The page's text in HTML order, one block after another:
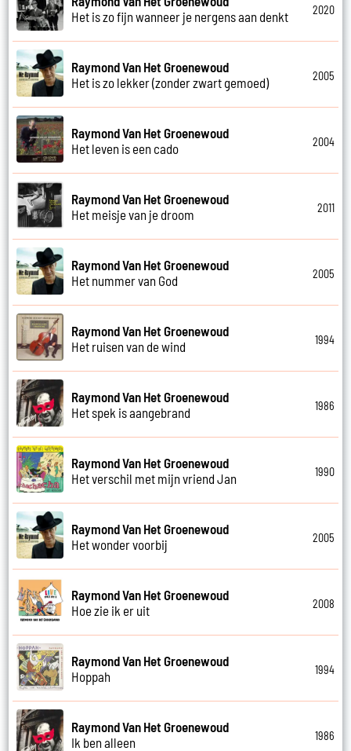
Het is zo fijn wanneer je nergens aan denkt
2020
Raymond Van Het Groenewoud
Het is zo lekker (zonder zwart gemoed)
2005
Raymond Van Het Groenewoud
Het leven is een cado
2004
Raymond Van Het Groenewoud
Het meisje van je droom
2011
Raymond Van Het Groenewoud
Het nummer van God
2005
Raymond Van Het Groenewoud
Het ruisen van de wind
1994
Raymond Van Het Groenewoud
Het spek is aangebrand
1986
Raymond Van Het Groenewoud
Het verschil met mijn vriend Jan
1990
Raymond Van Het Groenewoud
Het wonder voorbij
2005
Raymond Van Het Groenewoud
Hoe zie ik er uit
2008
Raymond Van Het Groenewoud
Hoppah
1994
Raymond Van Het Groenewoud
Ik ben alleen
1986